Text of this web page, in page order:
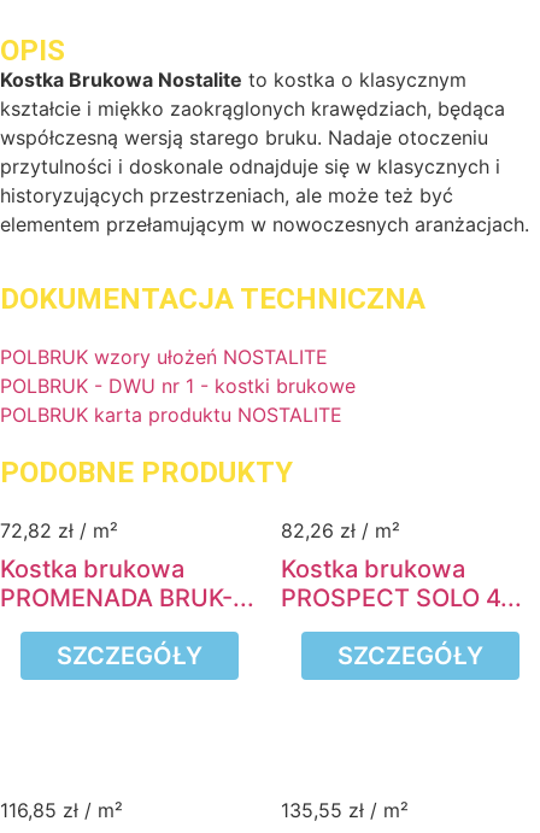
OPIS
Kostka Brukowa Nostalite to kostka o klasycznym
kształcie i miękko zaokrąglonych krawędziach, będąca
współczesną wersją starego bruku. Nadaje otoczeniu
przytulności i doskonale odnajduje się w klasycznych i
historyzujących przestrzeniach, ale może też być
elementem przełamującym w nowoczesnych aranżacjach.
DOKUMENTACJA TECHNICZNA
POLBRUK wzory ułożeń NOSTALITE
POLBRUK - DWU nr 1 - kostki brukowe
POLBRUK karta produktu NOSTALITE
PODOBNE PRODUKTY
72,82 zł / m²
Kostka brukowa
PROMENADA BRUK-...
SZCZEGÓŁY
82,26 zł / m²
Kostka brukowa
PROSPECT SOLO 4...
SZCZEGÓŁY
116,85 zł / m² 135,55 zł / m²